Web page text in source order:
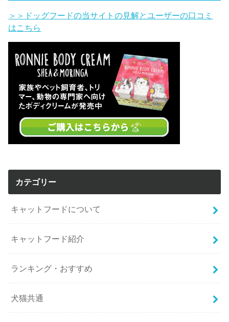
＞＞ドッグフードの当サイトの見解とユーザーの口コミ
はこちら
カテゴリー
キャットフードについて
キャットフード紹介
ランキング・おすすめ
犬猫共通